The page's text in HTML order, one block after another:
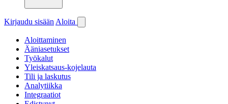
Kirjaudu sisään Aloita
Aloittaminen
Ääniasetukset
Työkalut
Yleiskatsaus-kojelauta
Tili ja laskutus
Analytiikka
Integraatiot